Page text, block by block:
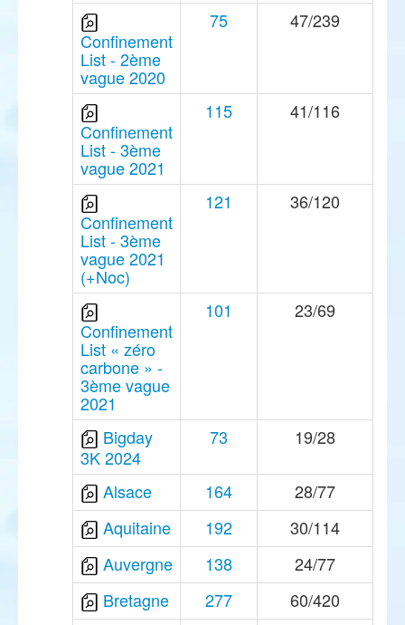
Confinement
List - 2ème
vague 2020
75 47/239
Confinement
List - 3ème
vague 2021
115 41/116
Confinement
List - 3ème
vague 2021
(+Noc)
121 36/120
Confinement
List « zéro
carbone » -
3ème vague
2021
101 23/69
Bigday
3K 2024
73 19/28
Alsace 164
28/77
Aquitaine
192
30/114
Auvergne
138
24/77
Bretagne
277
60/420